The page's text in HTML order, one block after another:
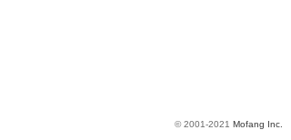
© 2001-2021 Mofang Inc.